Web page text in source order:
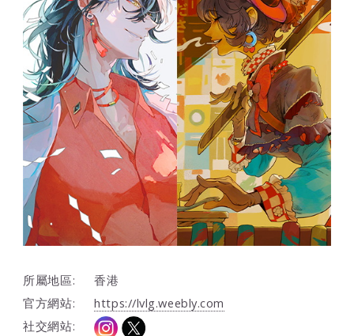
所屬地區:
香港
官方網站:
https://lvlg.weebly.com
社交網站: